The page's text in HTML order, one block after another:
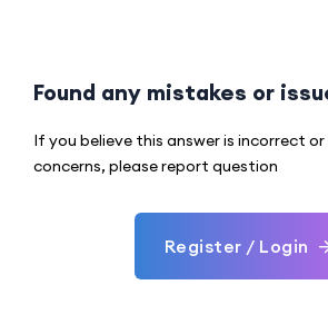
Found any mistakes or
If you believe this answer is incorrect
concerns, please report question
Register / Login